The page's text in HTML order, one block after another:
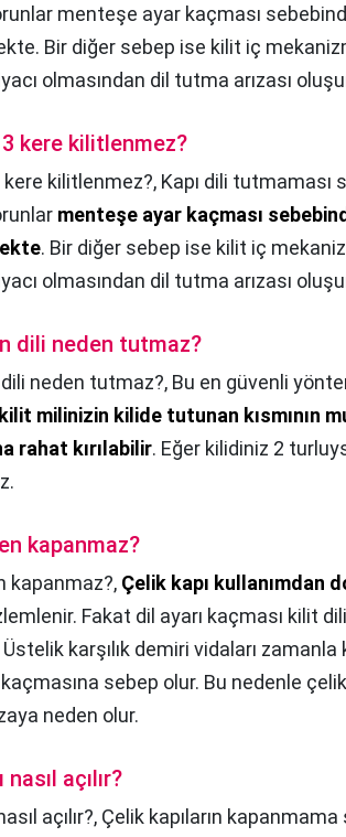
menteşe ayar kaçması
Bir diğer sebep ise kilit iç
olmasından dil tutma arızası
3 kere kilitlenmez?
kere kilitlenmez?, Kapı dili tutmaması
menteşe ayar kaçması
. Bir diğer sebep ise kilit iç
olmasından dil tutma arızası
dili neden tutmaz?
dili neden tutmaz?, Bu en güvenli
milinizin kilide tutunan kısmının
rahat kırılabilir. Eğer kilidiniz 2
kapanmaz?
kapanmaz?, Çelik kapı kullanımdan
Fakat dil ayarı kaçması kilit
karşılık demiri vidaları
kaçmasına sebep olur. Bu nedenle
neden olur.
nasıl açılır?
açılır?, Çelik kapıların